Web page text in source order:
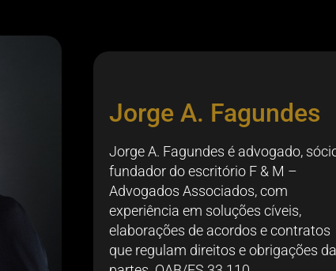
Jorge A. Fagundes
Jorge A. Fagundes é advogado,
fundador do escritório F & M –
Advogados Associados, com
experiência em soluções cíveis,
elaborações de acordos e contratos
que regulam direitos e obrigações